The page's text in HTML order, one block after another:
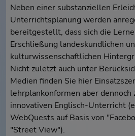
Neben einer substanziellen
Unterrichtsplanung werden
bereitgestellt, dass sich die
Erschließung landeskundlichen
kulturwissenschaftlichen
Nicht zuletzt auch unter
Medien finden Sie hier
lehrplankonformen aber dennoch
innovativen Englisch-Unterricht
WebQuests auf Basis von
"Street View").